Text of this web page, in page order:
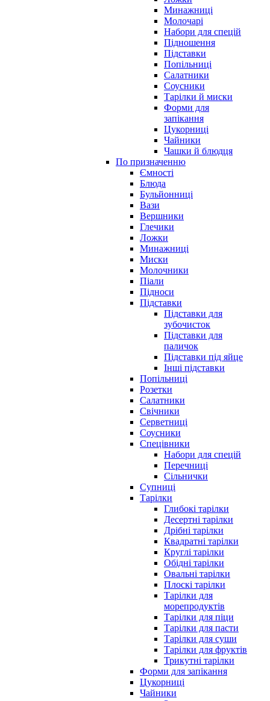
Минажниці
Молочарі
Набори для спецій
Підношення
Підставки
Попільниці
Салатники
Соусники
Тарілки й миски
Форми для
запікання
Цукорниці
Чайники
Чашки й блюдця
По призначенню
Ємності
Блюда
Бульйонниці
Вази
Вершники
Глечики
Ложки
Минажниці
Миски
Молочники
Піали
Підноси
Підставки
Підставки для
зубочисток
Підставки для
паличок
Підставки під яйце
Інші підставки
Попільниці
Розетки
Салатники
Свічники
Серветниці
Соусники
Спецівники
Набори для спецій
Перечниці
Сільнички
Супниці
Тарілки
Глибокі тарілки
Десертні тарілки
Дрібні тарілки
Квадратні тарілки
Круглі тарілки
Обідні тарілки
Овальні тарілки
Плоскі тарілки
Тарілки для
морепродуктів
Тарілки для піци
Тарілки для пасти
Тарілки для суши
Тарілки для фруктів
Трикутні тарілки
Форми для запікання
Цукорниці
Чайники